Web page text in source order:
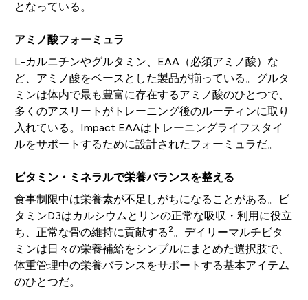
となっている。
アミノ酸フォーミュラ
L-カルニチンやグルタミン、EAA（必須アミノ酸）な
ど、アミノ酸をベースとした製品が揃っている。グルタ
ミンは体内で最も豊富に存在するアミノ酸のひとつで、
多くのアスリートがトレーニング後のルーティンに取り
入れている。Impact EAAはトレーニングライフスタイ
ルをサポートするために設計されたフォーミュラだ。
ビタミン・ミネラルで栄養バランスを整える
食事制限中は栄養素が不足しがちになることがある。ビ
タミンD3はカルシウムとリンの正常な吸収・利用に役立
ち、正常な骨の維持に貢献する2。デイリーマルチビタ
ミンは日々の栄養補給をシンプルにまとめた選択肢で、
体重管理中の栄養バランスをサポートする基本アイテム
のひとつだ。